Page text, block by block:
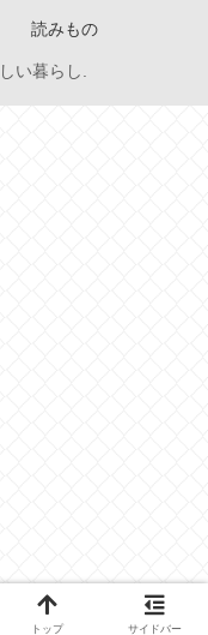
読みもの
い暮らし.
トップ サイドバー